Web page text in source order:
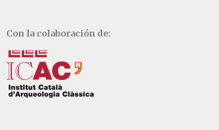
Con la colaboración de: